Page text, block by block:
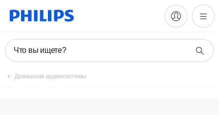
Что вы ищете?
Домашние аудиосистемы
Зарегистрировать продукт